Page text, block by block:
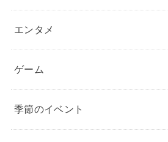
エンタメ
ゲーム
季節のイベント